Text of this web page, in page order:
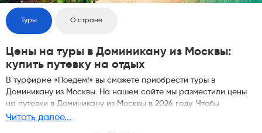
Туры О стране
Цены на туры в Доминикану из Москвы:
купить путевку на отдых
В турфирме «Поедем!» вы сможете приобрести туры в
Доминикану из Москвы. На нашем сайте мы разместили цены
на путевки в Доминикану из Москвы в 2026 году. Чтобы
подобрать подходящий тур для отдыха в Доминикане выберите
Читать далее...